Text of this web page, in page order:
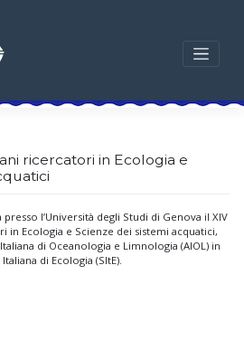
ricercatori in Ecologia e
presso l’Università degli Studi di Genova il XIV
Ecologia e Scienze dei sistemi acquatici,
di Oceanologia e Limnologia (AIOL) in
di Ecologia (SItE).